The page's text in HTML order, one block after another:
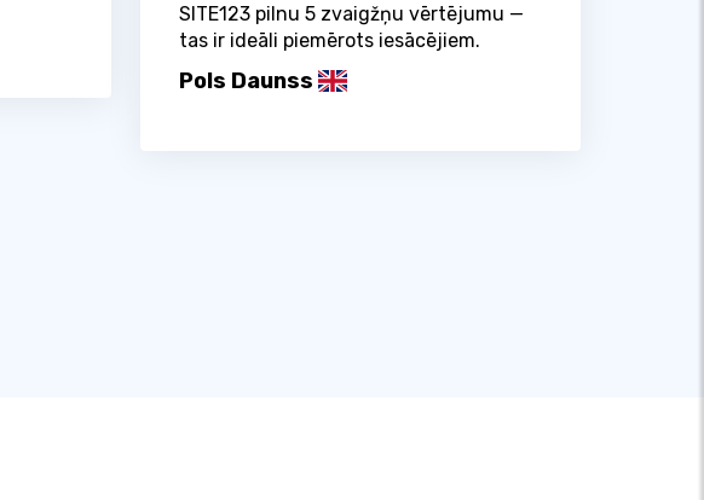
SITE123 pilnu 5 zvaigžņu vērtējumu —
tas ir ideāli piemērots iesācējiem.
Pols Daunss